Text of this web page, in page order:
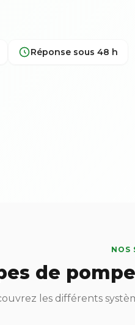
Réponse sous 48 h
NOS
de
les différents